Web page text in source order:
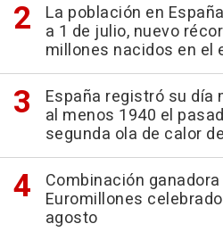
La población en
a 1 de julio, nuevo
millones nacidos en el
España registró su día
al menos 1940 el
segunda ola de calor
Combinación
Euromillones
agosto